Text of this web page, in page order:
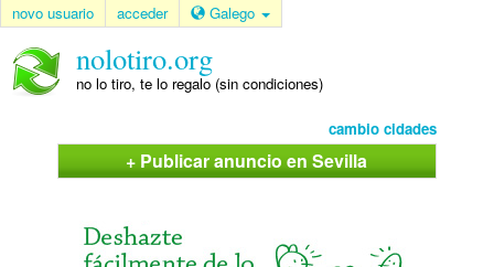
novo usuario acceder Galego
nolotiro.org
no lo tiro, te lo regalo (sin condiciones)
cambio cidades
+ Publicar anuncio en Sevilla